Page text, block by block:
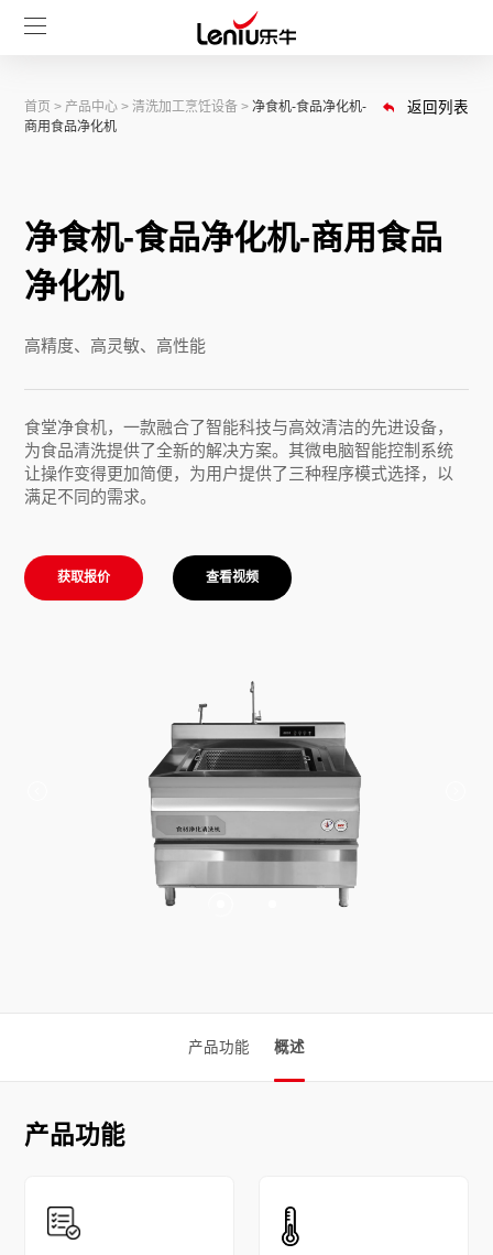
首页 > 产品中心 >清洗加工烹饪设备 >净食机-食品净化机-
商用食品净化机
返回列表
净食机-食品净化机-商用食品
净化机
高精度、高灵敏、高性能
食堂净食机，一款融合了智能科技与高效清洁的先进设备，
为食品清洗提供了全新的解决方案。其微电脑智能控制系统
让操作变得更加简便，为用户提供了三种程序模式选择，以
满足不同的需求。
获取报价 查看视频
产品功能 概述
产品功能